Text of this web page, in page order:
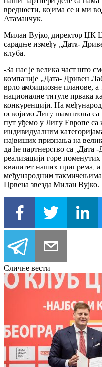
вредности, којима се и ми
Атаманчук.
Милан Вујко, директор ЏК
сарадње између „Дата-
клуба.
-За нас је велика част што
компаније „Дата- Дривен
врло амбициозне планове, а
националне титуле првака
конкуренцији. На
освојимо Лигу шампиона
пут уђемо у Лигу Европе
индивидуалним
највиших признања на
да ће партнерство са
реализацији горе
квалитет наших припрема,
међународним такмичењима
Црвена звезда Милан Вујко.
Сличне вести